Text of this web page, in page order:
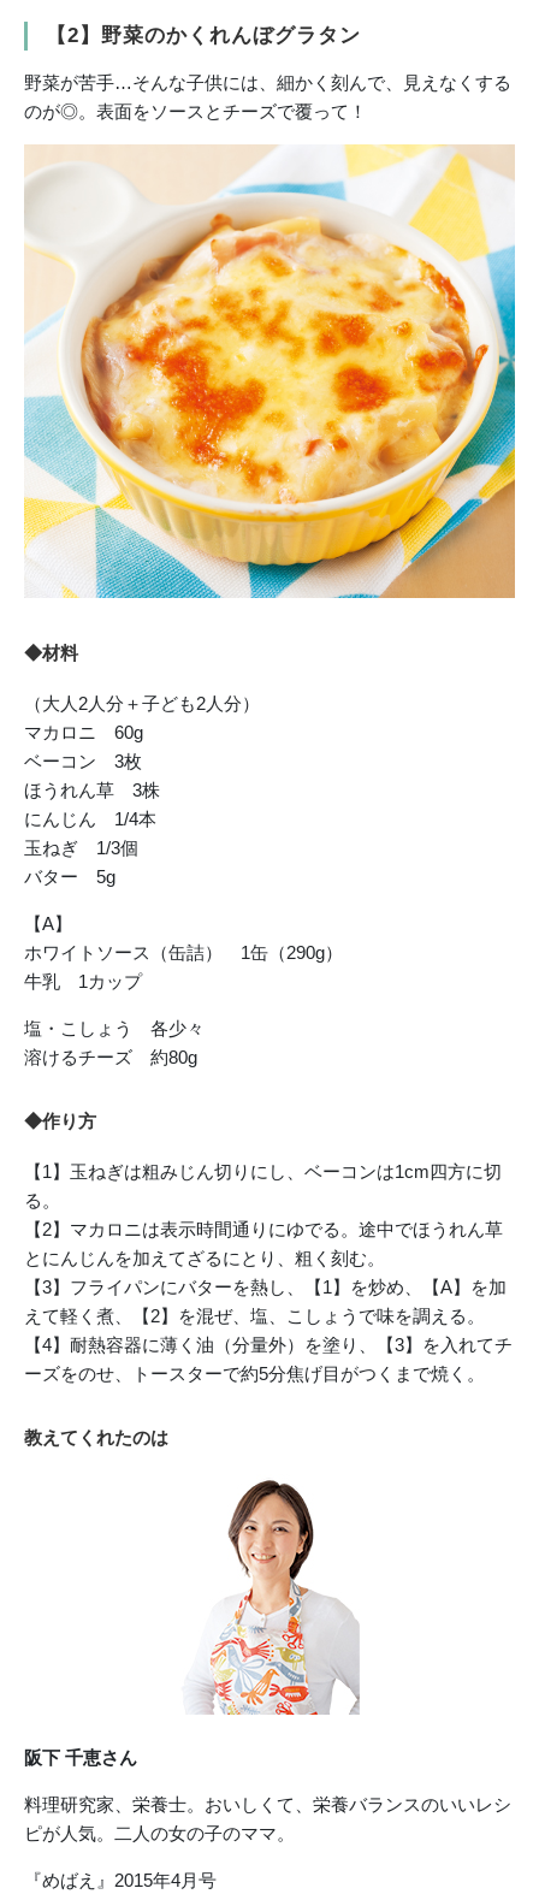
【2】野菜のかくれんぼグラタン
野菜が苦手…そんな子供には、細かく刻んで、見えなくする
のが◎。表面をソースとチーズで覆って！
◆材料
（大人2人分＋子ども2人分）
マカロニ 60g
ベーコン 3枚
ほうれん草 3株
にんじん 1/4本
玉ねぎ 1/3個
バター 5g
【A】
ホワイトソース（缶詰） 1缶（290g）
牛乳 1カップ
塩・こしょう 各少々
溶けるチーズ 約80g
◆作り方
【1】玉ねぎは粗みじん切りにし、ベーコンは1cm四方に切
る。
【2】マカロニは表示時間通りにゆでる。途中でほうれん草
とにんじんを加えてざるにとり、粗く刻む。
【3】フライパンにバターを熱し、【1】を炒め、【A】を加
えて軽く煮、【2】を混ぜ、塩、こしょうで味を調える。
【4】耐熱容器に薄く油（分量外）を塗り、【3】を入れてチ
ーズをのせ、トースターで約5分焦げ目がつくまで焼く。
教えてくれたのは
阪下 千恵さん
料理研究家、栄養士。おいしくて、栄養バランスのいいレシ
ピが人気。二人の女の子のママ。
『めばえ』2015年4月号